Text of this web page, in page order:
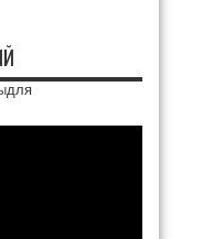
для